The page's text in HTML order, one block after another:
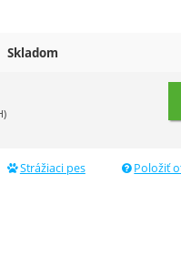
Skladom
Strážiaci pes Položiť